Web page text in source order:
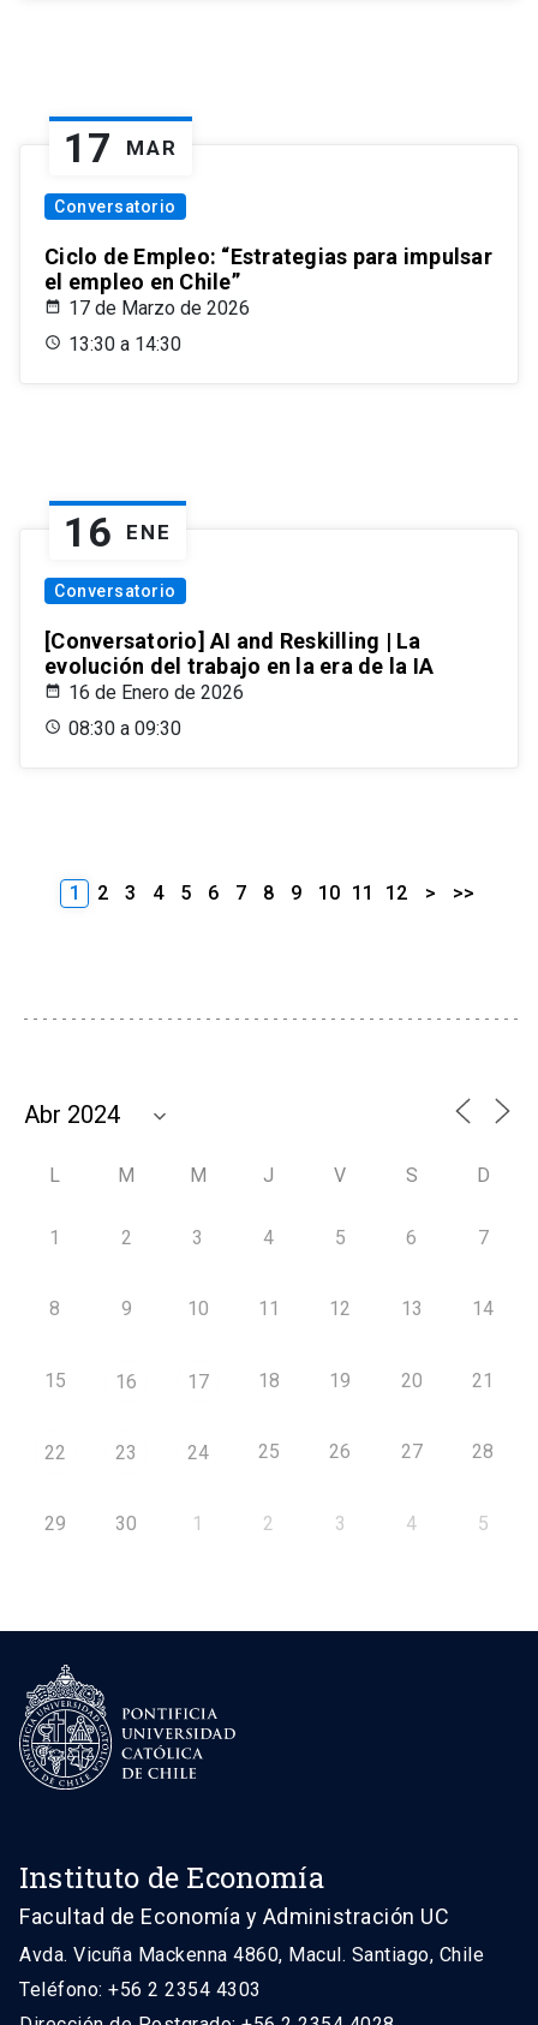
17 MAR
Conversatorio
Ciclo de Empleo: “Estrategias para impulsar
el empleo en Chile”
17 de Marzo de 2026
13:30 a 14:30
16 ENE
Conversatorio
[Conversatorio] AI and Reskilling | La
evolución del trabajo en la era de la IA
16 de Enero de 2026
08:30 a 09:30
1 2 3 4 5 6 7 8 9 10 11 12 > >>
L M M J V S D
1 2 3 4 5 6 7
8 9 10 11 12 13 14
15 16 17 18 19 20 21
22 23 24 25 26 27 28
29 30 1 2 3 4 5
Instituto de Economía
Facultad de Economía y Administración UC
Avda. Vicuña Mackenna 4860, Macul. Santiago, Chile
Teléfono: +56 2 2354 4303